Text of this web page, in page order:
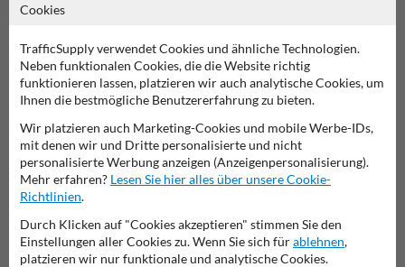
Verkehrsschild 142-20
diese Informationen ausdrucken
Übersicht der offiziellen Verkehrsschilder
Verkehrsschildkaufen.de
Cookies
TrafficSupply verwendet Cookies und ähnliche Technologien.
Neben funktionalen Cookies, die die Website richtig
funktionieren lassen, platzieren wir auch analytische Cookies, um
Ihnen die bestmögliche Benutzererfahrung zu bieten.
Wir platzieren auch Marketing-Cookies und mobile Werbe-IDs,
mit denen wir und Dritte personalisierte und nicht
personalisierte Werbung anzeigen (Anzeigenpersonalisierung).
Mehr erfahren? Lesen Sie hier alles über unsere Cookie-
Richtlinien.
Durch Klicken auf "Cookies akzeptieren" stimmen Sie den
Einstellungen aller Cookies zu. Wenn Sie sich fürablehnen,
platzieren wir nur funktionale und analytische Cookies.